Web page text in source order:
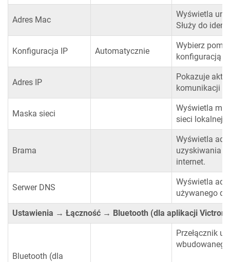
Adres Mac
Wyświetla
Służy do
Konfiguracja IP Automatycznie
Wybierz
konfiguracją
Adres IP
Pokazuje
komunikacji
Maska sieci
Wyświetla
sieci lokalnej.
Brama
Wyświetla
uzyskiwania
internet.
Serwer DNS
Wyświetla
używanego
Ustawienia → Łączność → Bluetooth (dla aplikacji
Bluetooth (dla
Przełącznik